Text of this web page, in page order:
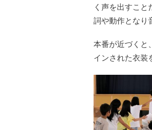
く声を出すこ
詞や動作となり
本番が近づくと
インされた衣装